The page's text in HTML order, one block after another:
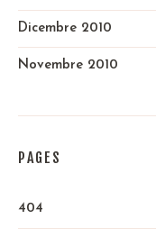
Dicembre 2010
Novembre 2010
PAGES
404